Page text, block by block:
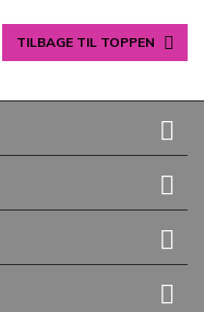
TILBAGE TIL TOPPEN 



